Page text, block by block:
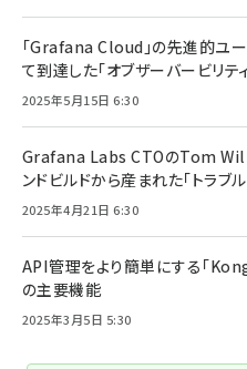
「Grafana Cloud」の先進的ユ
て到達した「オブザーバービリテ
2025年5月15日 6:30
Grafana Labs CTOのTom
ンドビルドから産まれた「トラブ
2025年4月21日 6:30
API管理をより簡単にする「
の主要機能
2025年3月5日 5:30